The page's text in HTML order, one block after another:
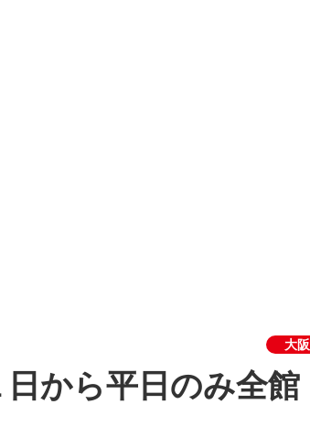
大阪
から平日のみ全館